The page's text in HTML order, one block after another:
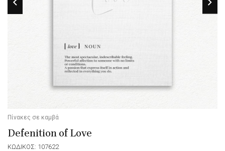
Πίνακες σε καμβά
Defenition of Love
ΚΩΔΙΚΟΣ: 107622